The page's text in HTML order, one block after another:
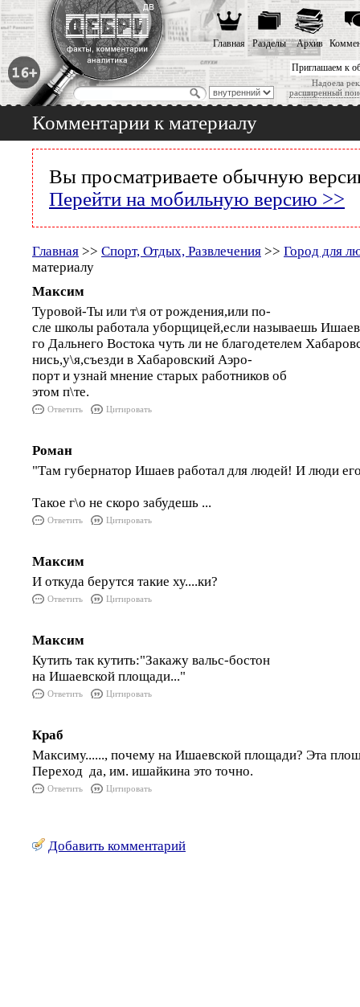
Приглашаем к
Надоела
расширенный
Главная Разделы Архив
Комментарии к материалу
Вы просматриваете обычную
Перейти на мобильную версию >>
Главная >> Спорт, Отдых, Развлечения >> Город для
материалу
Максим
Туровой-Ты или т\я от рождения,или по-
сле школы работала уборщицей,если называешь
го Дальнего Востока чуть ли не благодетелем
нись,у\я,съезди в Хабаровский Аэро-
порт и узнай мнение старых работников об
этом п\те.
Ответить Цитировать
Роман
"Там губернатор Ишаев работал для людей! И люди
Такое г\о не скоро забудешь ...
Ответить Цитировать
Максим
И откуда берутся такие ху....ки?
Ответить Цитировать
Максим
Кутить так кутить:"Закажу вальс-бостон
на Ишаевской площади..."
Ответить Цитировать
Краб
Максиму......, почему на Ишаевской площади? Эта
Переход да, им. ишайкина это точно.
Ответить Цитировать
Добавить комментарий